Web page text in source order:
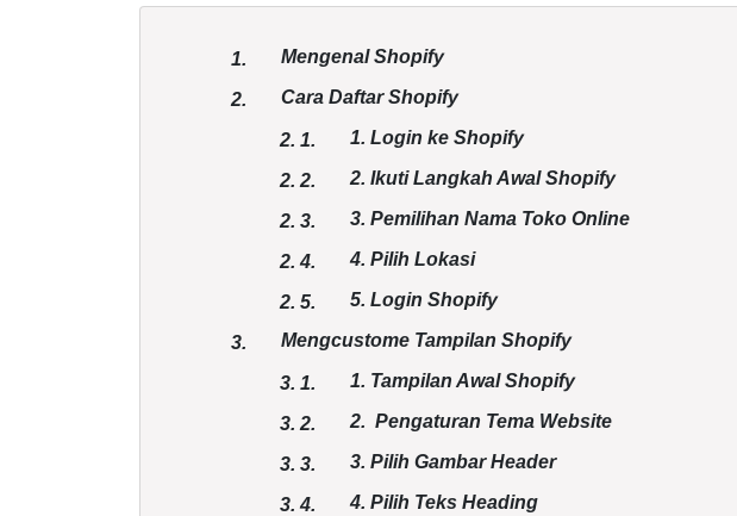
1. Mengenal Shopify
2. Cara Daftar Shopify
2. 1. 1. Login ke Shopify
2. 2. 2. Ikuti Langkah Awal Shopify
2. 3. 3. Pemilihan Nama Toko Online
2.4. 4. Pilih Lokasi
2. 5. 5. Login Shopify
3. Mengcustome Tampilan Shopify
3. 1. 1. Tampilan Awal Shopify
3. 2. 2. Pengaturan Tema Website
3. 3. 3. Pilih Gambar Header
3.4. 4. Pilih Teks Heading